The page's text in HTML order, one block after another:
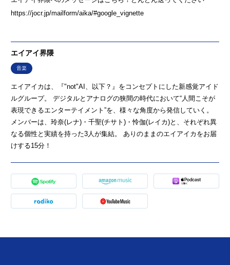
https://jocr.jp/mailform/aika/#google_vignette
エイアイ界隈
音楽
エイアイカは、『"not"AI、以下？』をコンセプトにした新感覚アイド
ルグループ。 デジタルとアナログの狭間の時代において“人間こそが
表現できるエンターテイメント”を、様々な角度から発信していく。
メンバーは、玲奈(レナ)・千聖(チサト)・怜伽(レイカ)と、それぞれ異
なる個性と実績を持った3人が集結。 ありのままのエイアイカをお届
けする15分！